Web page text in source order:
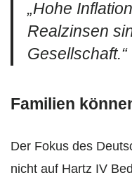
„Hohe
Realzinsen
Gesellschaft.“
Familien
Der Fokus des
nicht auf Hartz IV